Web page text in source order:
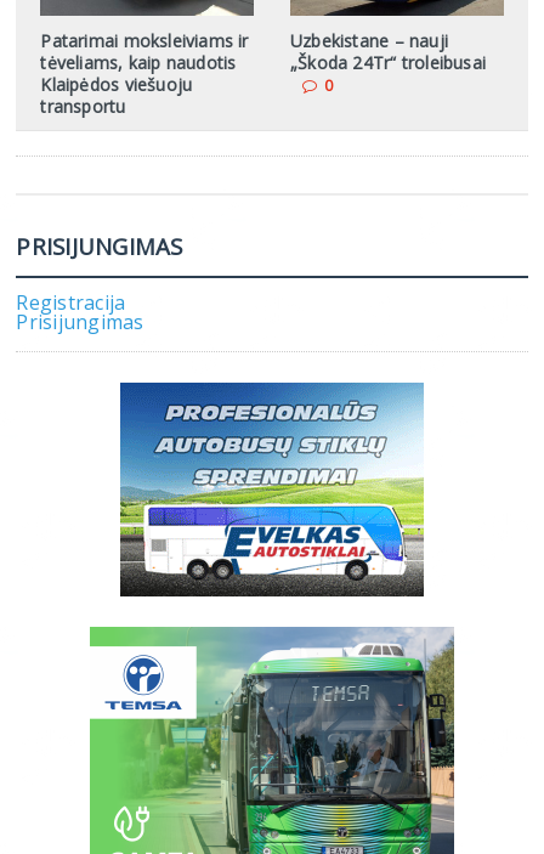
Patarimai moksleiviams ir
tėveliams, kaip naudotis
Klaipėdos viešuoju
transportu
Uzbekistane – nauji
„Škoda 24Tr“ troleibusai
0
PRISIJUNGIMAS
Registracija
Prisijungimas